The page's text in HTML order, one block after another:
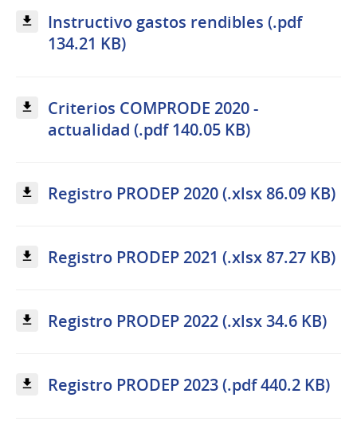
Instructivo gastos rendibles (.pdf
134.21 KB)
Criterios COMPRODE 2020 -
actualidad (.pdf 140.05 KB)
Registro PRODEP 2020 (.xlsx 86.09 KB)
Registro PRODEP 2021 (.xlsx 87.27 KB)
Registro PRODEP 2022 (.xlsx 34.6 KB)
Registro PRODEP 2023 (.pdf 440.2 KB)